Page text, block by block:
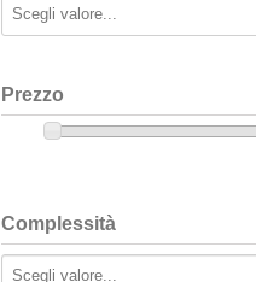
Prezzo
Complessità